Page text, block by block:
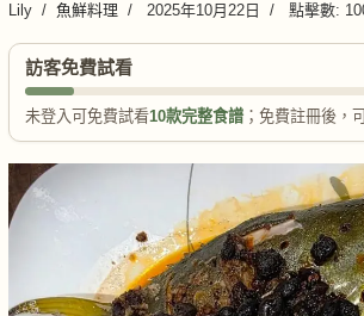
Lily 魚鮮料理 2025年10月22日 點擊數:
訪客免費試看
未登入可免費試看10款完整食譜 ；免費註冊後，